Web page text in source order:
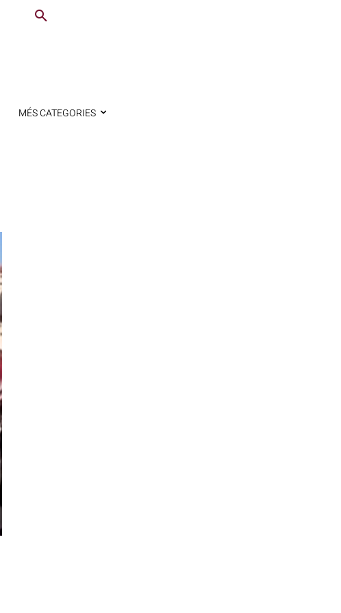
MÉS CATEGORIES